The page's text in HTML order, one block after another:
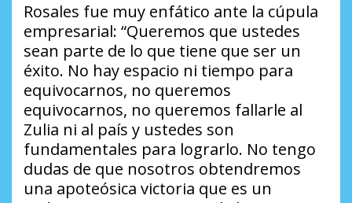
Rosales fue muy enfático ante la cúpula
empresarial: “Queremos que ustedes
sean parte de lo que tiene que ser un
éxito. No hay espacio ni tiempo para
equivocarnos, no queremos
equivocarnos, no queremos fallarle al
Zulia ni al país y ustedes son
fundamentales para lograrlo. No tengo
dudas de que nosotros obtendremos
una apoteósica victoria que es un